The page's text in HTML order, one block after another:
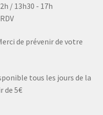
/ 13h30 - 17h
de prévenir de votre
tous les jours de la
de 5€